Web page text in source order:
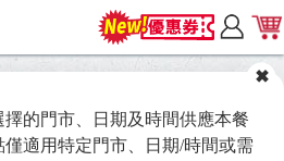
的門市、日期及時間供應本餐
適用特定門市、日期/時間或需